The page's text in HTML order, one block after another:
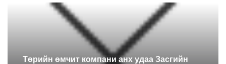
Төрийн өмчит компани анх удаа Засгийн